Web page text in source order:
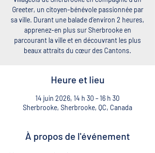
Greeter, un citoyen-bénévole passionnée par
sa ville. Durant une balade d’environ 2 heures,
apprenez-en plus sur Sherbrooke en
parcourant la ville et en découvrant les plus
beaux attraits du cœur des Cantons.
Heure et lieu
14 juin 2026, 14 h 30 – 16 h 30
Sherbrooke, Sherbrooke, QC, Canada
À propos de l'événement